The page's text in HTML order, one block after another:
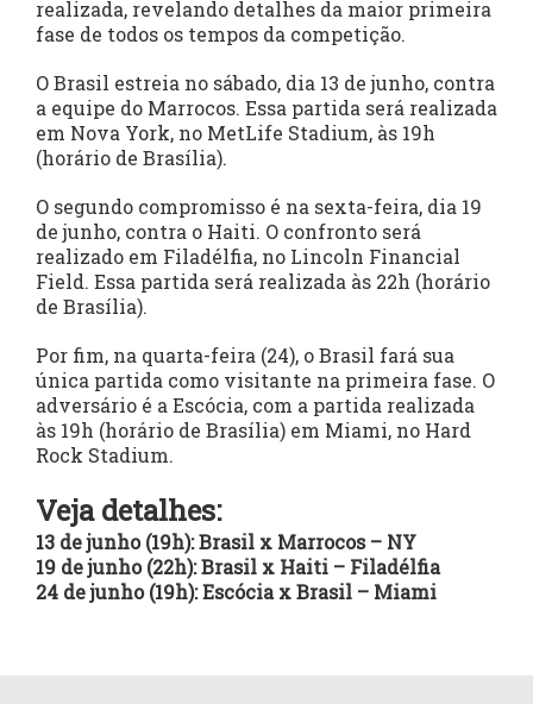
realizada, revelando detalhes da maior primeira
fase de todos os tempos da competição.
O Brasil estreia no sábado, dia 13 de junho, contra
a equipe do Marrocos. Essa partida será realizada
em Nova York, no MetLife Stadium, às 19h
(horário de Brasília).
O segundo compromisso é na sexta-feira, dia 19
de junho, contra o Haiti. O confronto será
realizado em Filadélfia, no Lincoln Financial
Field. Essa partida será realizada às 22h (horário
de Brasília).
Por fim, na quarta-feira (24), o Brasil fará sua
única partida como visitante na primeira fase. O
adversário é a Escócia, com a partida realizada
às 19h (horário de Brasília) em Miami, no Hard
Rock Stadium.
Veja detalhes:
13 de junho (19h): Brasil x Marrocos – NY
19 de junho (22h): Brasil x Haiti – Filadélfia
24 de junho (19h): Escócia x Brasil – Miami